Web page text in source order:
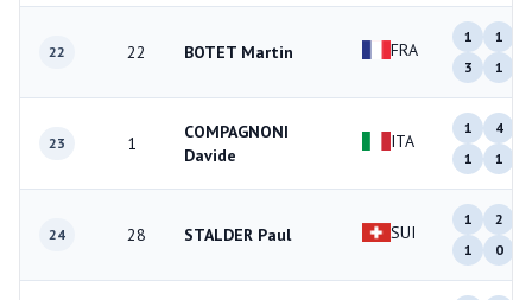
22 22 BOTET Martin FRA
1
1
3
1
23 1
COMPAGNONI
Davide
ITA
1
4
1
1
24 28 STALDER Paul SUI
1
2
1
0